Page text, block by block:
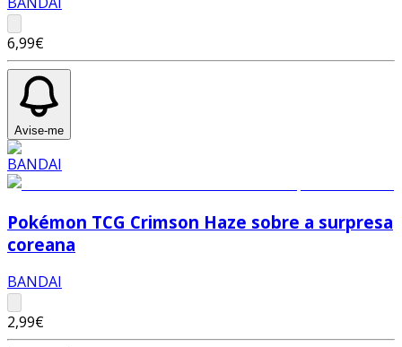
6,99€
Avise-me
Pokémon TCG Crimson Haze sobre a surpresa
coreana
BANDAI
2,99€